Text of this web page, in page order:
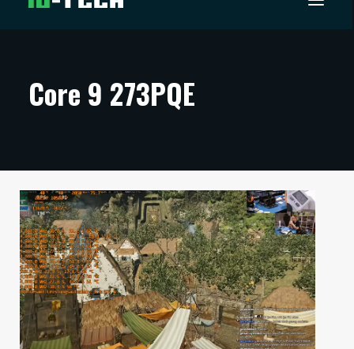
ARTIKKELIT
TECHBBS
TIETOA
HINTA.FI
KAUPPA
VAIHDA TEEMA
Core 9 273PQE